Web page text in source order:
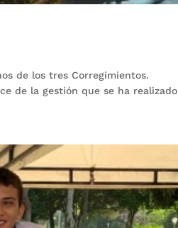
de los tres Corregimientos.
de la gestión que se ha realizado